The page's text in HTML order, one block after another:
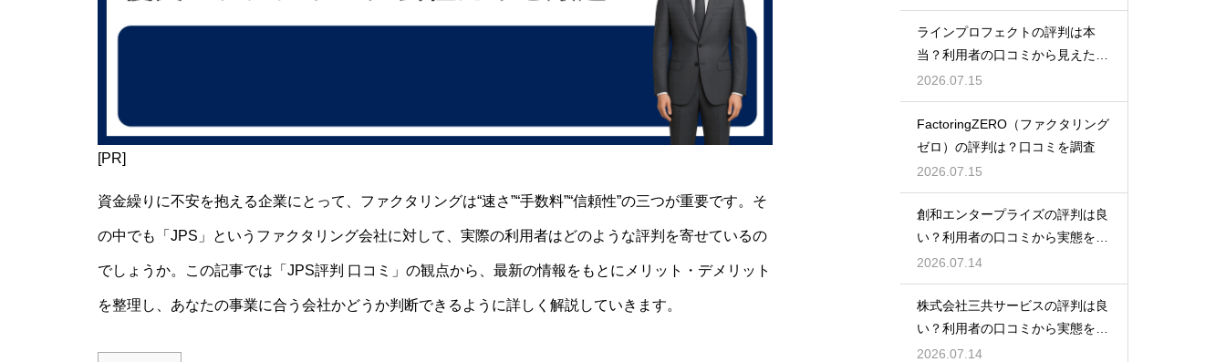
[PR]
資金繰りに不安を抱える企業にとって、ファクタリングは“速さ”“手数料”“信頼性”の三つが重要です。そ
の中でも「JPS」というファクタリング会社に対して、実際の利用者はどのような評判を寄せているの
でしょうか。この記事では「JPS評判 口コミ」の観点から、最新の情報をもとにメリット・デメリット
を整理し、あなたの事業に合う会社かどうか判断できるように詳しく解説していきます。
ラインプロフェクトの評判は本
当？利用者の口コミから見えた実
態検証
2026.07.15
FactoringZERO（ファクタリング
ゼロ）の評判は？口コミを調査
2026.07.15
創和エンタープライズの評判は良
い？利用者の口コミから実態を徹
底解説
2026.07.14
株式会社三共サービスの評判は良
い？利用者の口コミから実態を徹
底解説
2026.07.14